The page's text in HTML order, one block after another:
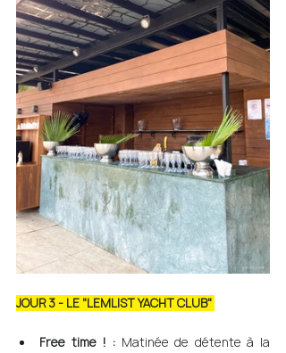
JOUR 3 - LE "LEMLIST YACHT CLUB"
Free time ! : Matinée de détente à la